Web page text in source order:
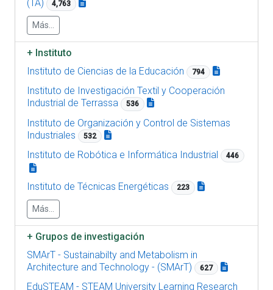
(TA) 4,763
Más...
+ Instituto
Instituto de Ciencias de la Educación
794
Instituto de Investigación Textil y Cooperación
Industrial de Terrassa
536
Instituto de Organización y Control de Sistemas
Industriales
532
Instituto de Robótica e Informática Industrial 446
Instituto de Técnicas Energéticas 223
Más...
+ Grupos de investigación
SMArT - Sustainabilty and Metabolism in
Architecture and Technology - (SMArT)
627
EduSTEAM - STEAM University Learning Research